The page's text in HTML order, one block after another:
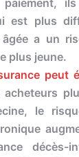
est plus
a un
plus jeune.
peut
le
décès-